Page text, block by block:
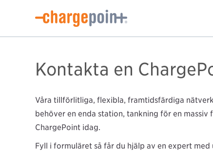
Kontakta en
Våra tillförlitliga, flexibla, framtidsfärdiga
behöver en enda station, tankning för en
ChargePoint idag.
Fyll i formuläret så får du hjälp av en expert